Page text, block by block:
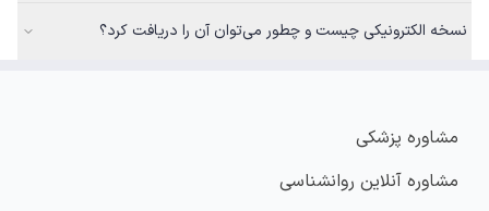
نسخه الکترونیکی چیست و چطور می‌توان آن را دریافت کرد؟
مشاوره پزشکی
مشاوره آنلاین روانشناسی